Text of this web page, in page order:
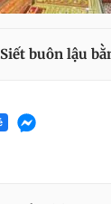
Siết buôn lậu